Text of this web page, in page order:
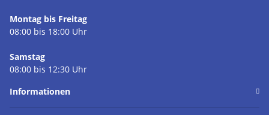
Montag bis Freitag
08:00 bis 18:00 Uhr
Samstag
08:00 bis 12:30 Uhr
Informationen